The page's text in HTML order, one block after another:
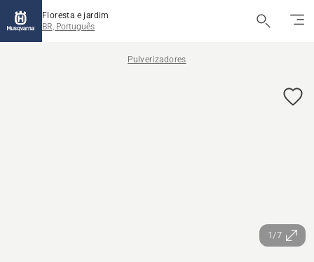
Floresta e jardim
BR, Português
Pulverizadores
1/7